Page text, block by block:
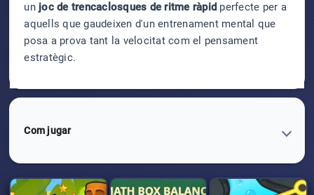
un joc de trencaclosques de ritme ràpid perfecte per a
aquells que gaudeixen d'un entrenament mental que
posa a prova tant la velocitat com el pensament
estratègic.
Com jugar